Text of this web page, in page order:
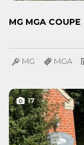
MG MGA COUPE
MG MGA
17